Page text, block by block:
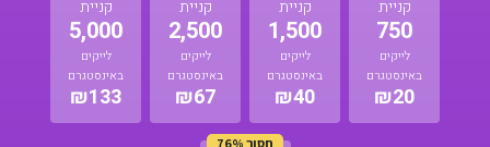
קניית
750
לייקים
באינסטגרם
₪20
קניית
1,500
לייקים
באינסטגרם
₪40
קניית
2,500
לייקים
באינסטגרם
₪67
קניית
5,000
לייקים
באינסטגרם
₪133
חסוך 76%